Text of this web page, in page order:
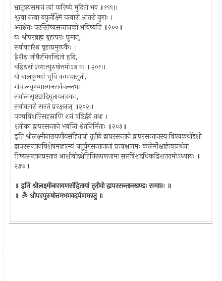
भ्रातृत्रयसमानं त्वां करिष्ये मुदितो भव ॥१९९॥
श्रुत्वा नत्वा ययुर्लक्ष्मि चत्वारो भ्रातरो युगाः ।
अतश्चेतः परस्तिष्यसन्तानको भविष्यति ॥२००॥
यः श्रीपरब्रह्म बृहत्परः पुमान्,
सर्वावतारैश्च वृहत्प्रमुक्तकैः ।
ईशैश्च जीवैरभिवन्दितो हृदि,
बहिश्चसोऽव्यात्पुरुषोत्तमोऽत्र वः ॥२०१॥
यो बालकृष्णो भुवि कम्भरासुतो,
गोपालकृष्णात्मजसर्ववल्लभः ।
सर्वात्मसृष्ट्यादिधृतावतारकः,
सर्वावतारी सततं प्ररक्षतात् ॥२०२॥
पञ्चविंशतिसहस्राणि शतं षष्टिर्द्वयं तथा ।
श्लोका द्वापरसन्ताने भवन्ति श्वेतनिर्मिताः ॥२०३॥
इति श्रीलक्ष्मीनारायणीयसंहितायां तृतीये द्वापरसन्ताने द्वापरसन्तानस्य विषयकथोद्देशो
द्वापरसन्तानविशेषमाहात्म्यं चतुर्युगसन्तानानां प्रत्यक्षागमः कलेर्मोक्षार्हत्वप्रार्थना
तिष्यसन्तानप्रस्ताव आशीर्वादश्चेतिनिरूपणनामा सप्तत्रिंशदधिकद्विशततमोऽध्यायः ॥
२३७॥
॥ इति श्रीलक्ष्मीनारायणसंहितायां तृतीयो द्वापरसन्तानखण्डः समाप्तः ॥
॥ ॐ श्रीपरपुरुषोत्तमभगवदर्पणमस्तु ॥